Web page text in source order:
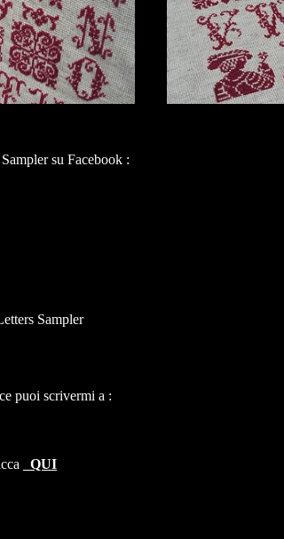
su Facebook :
Sampler
puoi scrivermi a :
QUI